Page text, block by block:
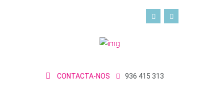
CONTACTA-NOS 936 415 313